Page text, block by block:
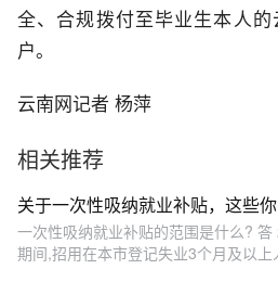
全、合规拨付至毕业生本人
户。
云南网记者 杨萍
相关推荐
关于一次性吸纳就业补贴，这些
一次性吸纳就业补贴的范围是什么?
期间,招用在本市登记失业3个月及以